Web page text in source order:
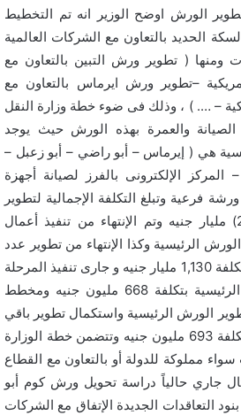
الورش اوضح الوزير انه تم التخطيط
ورشة بالسكة الحديد بالتعاون مع الشركات العالمية
ومنها ( تطوير ورش التبين بالتعاون مع
–تطوير ورش ايرماس بالتعاون مع
– …. ) ، وذلك فى ضوء خطة وزارة النقل
والعمرة بهذه الورش حيث يوجد
6 ) ورش رئيسية هي ( إيرماس – أبو راضي – أبو زعبل –
المركز الإلكترونى بالفرز لصيانة أجهزة
الآلى ) وعدد (27) ورشة فرعية وتبلغ التكلفة الإجمالية لتطوير
هذه الورش مبلغ (2,491) مليار جنيه وتم الإنتهاء من تنفيذ أعمال
الرئيسية وكذا الإنتهاء من تطوير عدد
20 ورشة فرعية بإجمالى تكلفة 1,130 مليار جنيه و جارى تنفيذ المرحلة
الثانية من تطوير الورش الرئيسية بتكلفة 668 مليون جنيه ومخطط
الورش الرئيسية واستكمال تطوير باقي
الورش الفرعية 7 ورش بتكلفة 693 مليون جنيه وتتضمن خطة الوزارة
مملوكة للدولة أو بالتعاون مع القطاع
جاري حالياً دراسة تحويل ورش كوم أبو
التعاقدات الجديدة الإتفاق مع الشركات